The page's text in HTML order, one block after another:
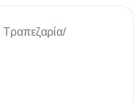
Τραπεζαρία/